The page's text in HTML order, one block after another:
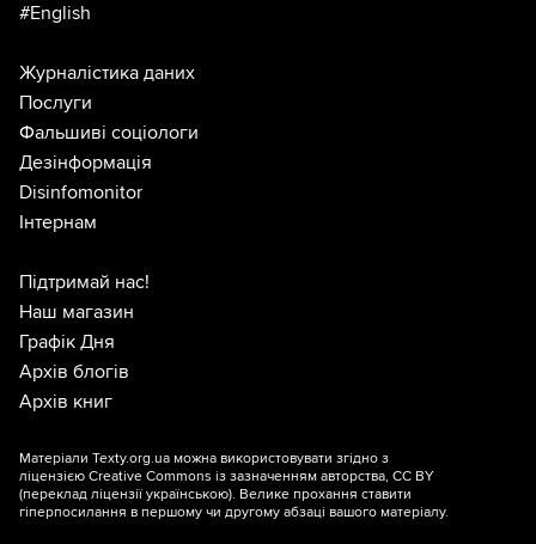
#English
Журналістика даних
Послуги
Фальшиві соціологи
Дезінформація
Disinfomonitor
Інтернам
Підтримай нас!
Наш магазин
Графік Дня
Архів блогів
Архів книг
Матеріали Texty.org.ua можна використовувати згідно з
ліцензією Creative Commons із зазначенням авторства, CC BY
(переклад ліцензії українською). Велике прохання ставити
гіперпосилання в першому чи другому абзаці вашого матеріалу.